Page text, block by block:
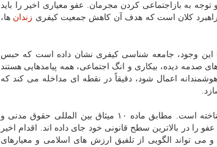
به بازاجتماعی کردن مجرمان. عفو معیاری اخیر را باید
کلان است که هدف آن کاهش جمعیت کیفری زندان ها،
این وجود، جامعه شناسی کیفری نشان داده است که حبس
دیده، بیکاری و انگ اجتماعی، همه پیامدهایی هستند
اعمال شود، دقیقاً در نقطه ای مداخله می کند که
حقوق بین الملل بشر، کرامت ذاتی انسان را حتی در مقام مجرم، به رسمیت شناخته است. مطابق ماده ۱۰ میثاق بین المللی حقوق مدنی و
را در بالاترین سطح قانونی خود جای داده اند. اقدام اخیر
می تواند الگویی از تلفیق ارزش های اسلامی و معیارهای